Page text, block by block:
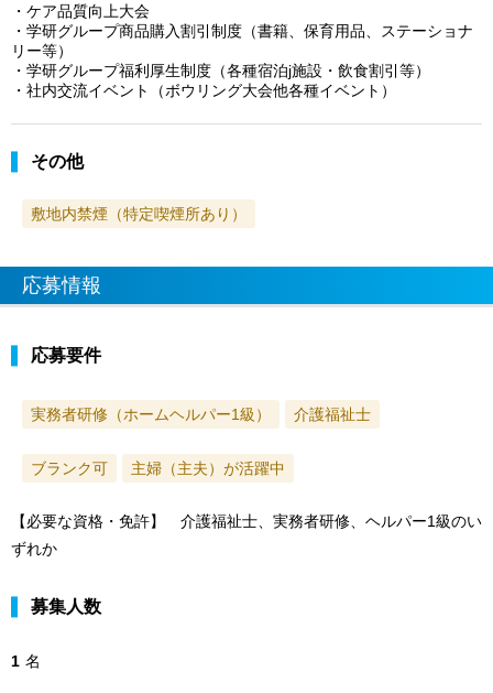
・ケア品質向上大会
・学研グループ商品購入割引制度（書籍、保育用品、ステーショナ
リー等）
・学研グループ福利厚生制度（各種宿泊j施設・飲食割引等）
・社内交流イベント（ボウリング大会他各種イベント）
その他
敷地内禁煙（特定喫煙所あり）
応募情報
応募要件
実務者研修（ホームヘルパー1級） 介護福祉士
ブランク可 主婦（主夫）が活躍中
【必要な資格・免許】 介護福祉士、実務者研修、ヘルパー1級のい
ずれか
募集人数
1 名